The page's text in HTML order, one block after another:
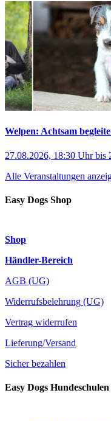
Welpen: Achtsam
27.08.2026, 18:30 Uhrbis
Alle Veranstaltungen
Easy Dogs Shop
Shop
Händler-Bereich
AGB (UG)
Widerrufsbelehrung (UG)
Vertrag widerrufen
Lieferung/Versand
Sicher bezahlen
Easy Dogs